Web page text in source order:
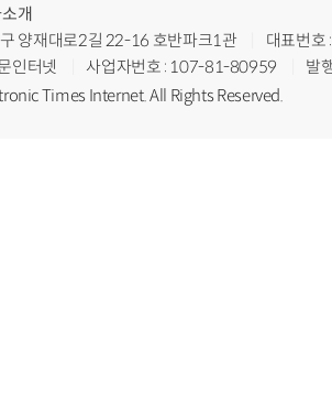
개
양재대로2길 22-16 호반파크1관
대표번
인터넷
사업자번호 : 107-81-80959
발
Times Internet. All Rights Reserved.